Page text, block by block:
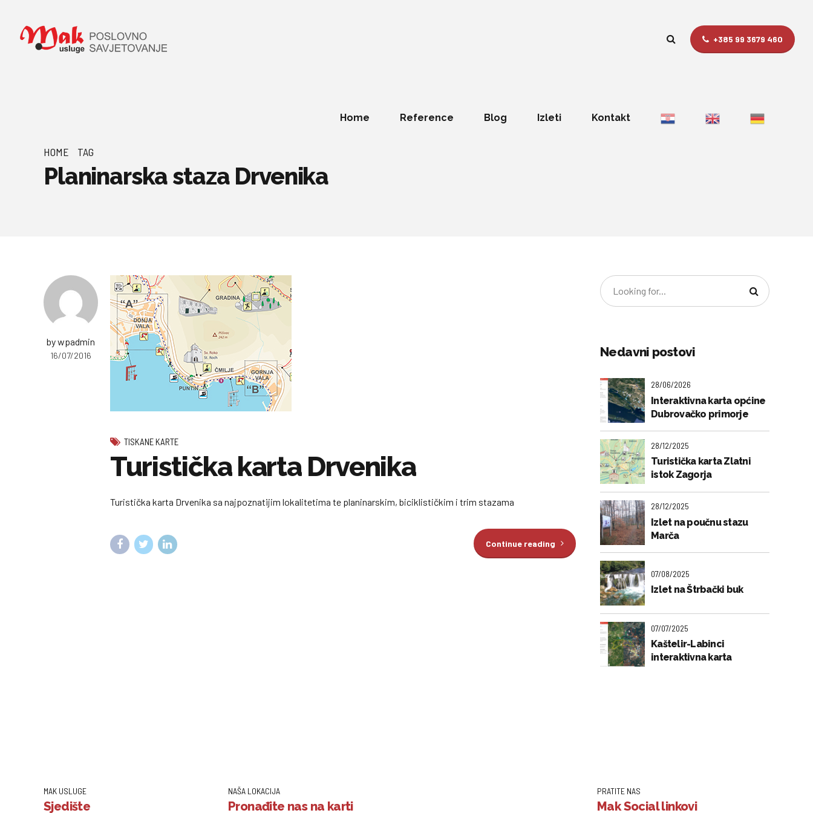
+385 99 3679 460
Home Reference Blog Izleti Kontakt
HOME TAG
Planinarska staza Drvenika
by wpadmin
16/07/2016
TISKANE KARTE
Turistička karta Drvenika
Turistička karta Drvenika sa najpoznatijim lokalitetima te planinarskim, biciklističkim i trim stazama
Continue reading
Nedavni postovi
28/06/2026
Interaktivna karta općine
Dubrovačko primorje
28/12/2025
Turistička karta Zlatni
istok Zagorja
28/12/2025
Izlet na poučnu stazu
Marča
07/08/2025
Izlet na Štrbački buk
07/07/2025
Kaštelir-Labinci
interaktivna karta
MAK USLUGE
Sjedište
NAŠA LOKACIJA
Pronađite nas na karti
PRATITE NAS
Mak Social linkovi